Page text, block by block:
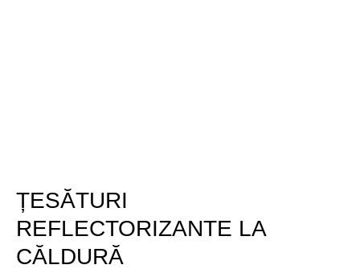
ȚESĂTURI
REFLECTORIZANTE LA
CĂLDURĂ